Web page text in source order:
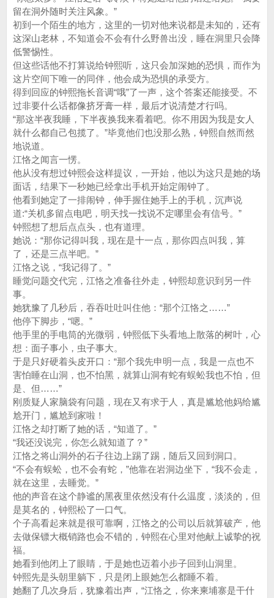
留在洞外随时关注风象。”
初到一个陌生的地方，这里的一切对他来说都是未知的，还有
这深山老林，不知道会不会有什么野兽出没，睡在洞里只会降
低警惕性。
但这些话他不打算说给钟熙听，这只会加深她的恐惧，而作为
这片空间下唯一的同伴，他会成为恐惧的承受方。
得到回应的钟熙拖长音调“哦”了一声，这个答案还能接受。不
过非要什么话都像挤牙膏一样，最后才说清楚才行吗。
“那这半夜我睡，下半夜换我来看着吧。你不用因为我是女人
就什么都自己包揽了。”毕竟他们也没那么熟，钟熙自然而然
地说道。
江恪之闻言一愣。
他从没有想过钟熙会这样提议，一开始，他以为这只是她的场
面话，结果下一秒她已经拿出手机开始定闹钟了。
他看到她定了一排闹钟，伸手握住她手上的手机，沉声说
道:“关机多留点电吧，明天找一找说不定哪里会有信号。”
钟熙想了想后点点头，也有道理。
她说：“那你记得叫我，现在是十一点，那你四点叫我，算
了，还是三点半吧。”
江恪之说，“我记得了。”
睡觉问题交代完，江恪之准备往外走，钟熙却意识到另一件
事。
她犹豫了几秒后，吞吞吐吐叫住他：“那个江恪之……”
他停下脚步，“嗯。”
他手里的手电筒的光微弱，钟熙低下头看地上散落的树叶，心
想：面子事小，虫子事大。
于是只好硬着头皮开口：“那个我先申明一点，我是一点也不
害怕睡在山洞，也不怕黑，就算山洞有蛇有蜈蚣我也不怕，但
是、但……”
刚质疑人家脑袋有问题，现在又有求于人，真是尴尬他妈给尴
尬开门，尴尬到家啦！
江恪之却打断了她的话，“知道了。”
“我还没说完，你怎么就知道了？”
江恪之将山洞外的石子往边上踢了踢，随后又回到洞口。
“不会有蜈蚣，也不会有蛇，”他靠在岩洞边坐下，“我不会走，
就在这里，去睡觉。”
他的声音在这个静谧的黑夜里依然没有什么温度，淡淡的，但
是莫名的，钟熙松了一口气。
个子高看起来就是很可靠啊，江恪之的公司以后就算破产，他
去做保镖大概销路也会不错的，钟熙在心里对他献上诚挚的祝
福。
她看到他闭上了眼睛，于是她也迈着小步子回到山洞里。
钟熙先是头朝里躺下，只是闭上眼她怎么都睡不着。
她翻了几次身后，犹豫着出声，“江恪之，你来柬埔寨是干什